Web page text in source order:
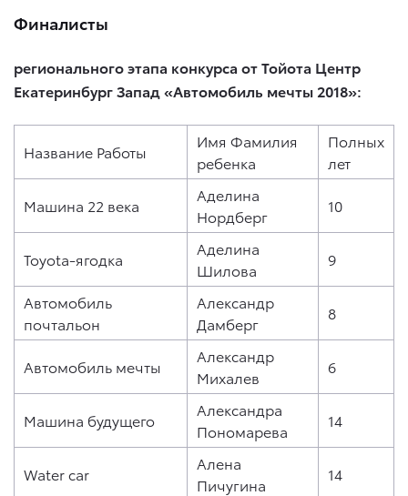
Финалисты
регионального этапа конкурса от Тойота Центр
Екатеринбург Запад «Автомобиль мечты 2018»:
Название Работы
Имя Фамилия
ребенка
Полных
лет
Машина 22 века
Аделина
Нордберг
10
Toyota-ягодка
Аделина
Шилова
9
Автомобиль
почтальон
Александр
Дамберг
8
Автомобиль мечты
Александр
Михалев
6
Машина будущего
Александра
Пономарева
14
Water car
Алена
Пичугина
14